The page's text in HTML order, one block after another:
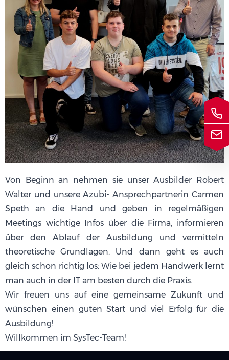
Von Beginn an nehmen sie unser Ausbilder Robert
Walter und unsere Azubi- Ansprechpartnerin Carmen
Speth an die Hand und geben in regelmäßigen
Meetings wichtige Infos über die Firma, informieren
über den Ablauf der Ausbildung und vermitteln
theoretische Grundlagen. Und dann geht es auch
gleich schon richtig los: Wie bei jedem Handwerk lernt
man auch in der IT am besten durch die Praxis.
Wir freuen uns auf eine gemeinsame Zukunft und
wünschen einen guten Start und viel Erfolg für die
Ausbildung!
Willkommen im SysTec-Team!